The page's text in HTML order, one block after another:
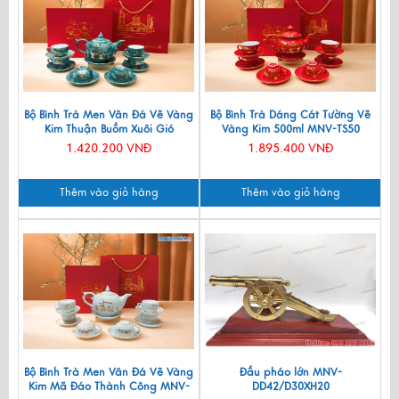
Bộ Bình Trà Men Vân Đá Vẽ Vàng
Kim Thuận Buồm Xuôi Gió
VBT12/14
1.420.200 VNĐ
Thêm vào giỏ hàng
Bộ Bình Trà Dáng Cát Tường Vẽ
Vàng Kim 500ml MNV-TS50
1.895.400 VNĐ
Thêm vào giỏ hàng
Bộ Bình Trà Men Vân Đá Vẽ Vàng
Kim Mã Đáo Thành Công MNV-
Đầu pháo lớn MNV-
DD42/D30XH20